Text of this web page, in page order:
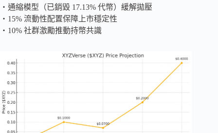
・通縮模型（已銷毀 17.13% 代幣）緩解拋壓
・15% 流動性配置保障上市穩定性
・10% 社群激勵推動持幣共識